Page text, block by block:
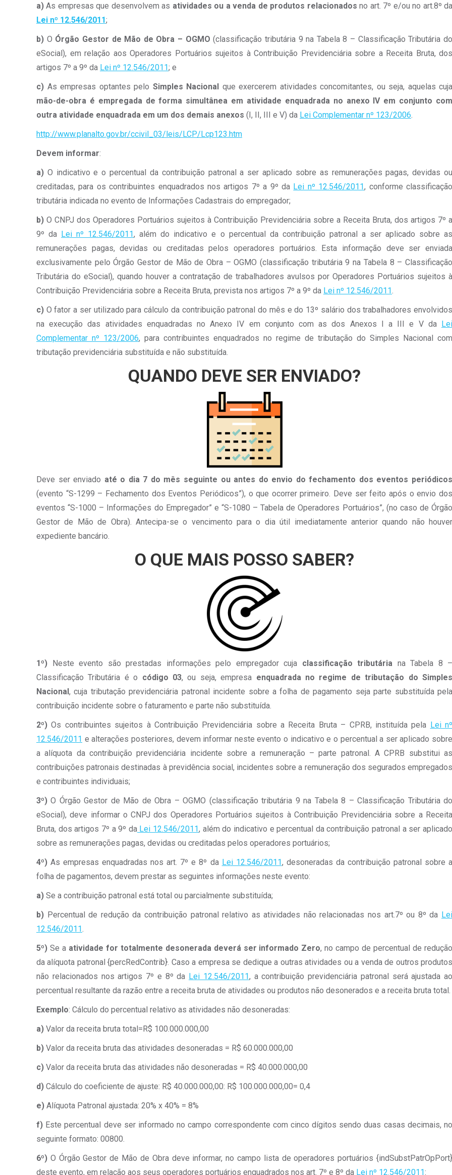
a) As empresas que desenvolvem as atividades ou a venda de produtos relacionados no art. 7º e/ou no art.8º da
Lei nº 12.546/2011;
b) O Órgão Gestor de Mão de Obra – OGMO (classificação tributária 9 na Tabela 8 – Classificação Tributária do
eSocial), em relação aos Operadores Portuários sujeitos à Contribuição Previdenciária sobre a Receita Bruta, dos
artigos 7º a 9º da Lei nº 12.546/2011; e
c) As empresas optantes pelo Simples Nacional que exercerem atividades concomitantes, ou seja, aquelas cuja
mão-de-obra é empregada de forma simultânea em atividade enquadrada no anexo IV em conjunto com
outra atividade enquadrada em um dos demais anexos (I, II, III e V) da Lei Complementar nº 123/2006
http://www.planalto.gov.br/ccivil_03/leis/LCP/Lcp123.htm
Devem informar:
a) O indicativo e o percentual da contribuição patronal a ser aplicado sobre as remunerações pagas, devidas ou
creditadas, para os contribuintes enquadrados nos artigos 7º a 9º da Lei nº 12.546/2011, conforme classificação
tributária indicada no evento de Informações Cadastrais do empregador;
b) O CNPJ dos Operadores Portuários sujeitos à Contribuição Previdenciária sobre a Receita Bruta, dos artigos 7º a
9º da Lei nº 12.546/2011, além do indicativo e o percentual da contribuição patronal a ser aplicado sobre as
remunerações pagas, devidas ou creditadas pelos operadores portuários. Esta informação deve ser enviada
exclusivamente pelo Órgão Gestor de Mão de Obra – OGMO (classificação tributária 9 na Tabela 8 – Classificação
Tributária do eSocial), quando houver a contratação de trabalhadores avulsos por Operadores Portuários sujeitos à
Contribuição Previdenciária sobre a Receita Bruta, prevista nos artigos 7º a 9º da Lei nº 12.546/2011
c) O fator a ser utilizado para cálculo da contribuição patronal do mês e do 13º salário dos trabalhadores envolvidos
na execução das atividades enquadradas no Anexo IV em conjunto com as dos Anexos I a III e V da Lei
Complementar nº 123/2006, para contribuintes enquadrados no regime de tributação do Simples Nacional com
tributação previdenciária substituída e não substituída.
QUANDO DEVE SER ENVIADO?
Deve ser enviado até o dia 7 do mês seguinte ou antes do envio do fechamento dos eventos periódicos
(evento “S-1299 – Fechamento dos Eventos Periódicos”), o que ocorrer primeiro. Deve ser feito após o envio dos
eventos “S-1000 – Informações do Empregador” e “S-1080 – Tabela de Operadores Portuários”, (no caso de Órgão
Gestor de Mão de Obra). Antecipa-se o vencimento para o dia útil imediatamente anterior quando não houver
expediente bancário.
O QUE MAIS POSSO SABER?
1º) Neste evento são prestadas informações pelo empregador cuja classificação tributária na Tabela 8 –
Classificação Tributária é o código 03, ou seja, empresa enquadrada no regime de tributação do Simples
Nacional, cuja tributação previdenciária patronal incidente sobre a folha de pagamento seja parte substituída pela
contribuição incidente sobre o faturamento e parte não substituída.
2º) Os contribuintes sujeitos à Contribuição Previdenciária sobre a Receita Bruta – CPRB, instituída pela Lei nº
12.546/2011 e alterações posteriores, devem informar neste evento o indicativo e o percentual a ser aplicado sobre
a alíquota da contribuição previdenciária incidente sobre a remuneração – parte patronal. A CPRB substitui as
contribuições patronais destinadas à previdência social, incidentes sobre a remuneração dos segurados empregados
e contribuintes individuais;
3º) O Órgão Gestor de Mão de Obra – OGMO (classificação tributária 9 na Tabela 8 – Classificação Tributária do
eSocial), deve informar o CNPJ dos Operadores Portuários sujeitos à Contribuição Previdenciária sobre a Receita
Bruta, dos artigos 7º a 9º daLei 12.546/2011, além do indicativo e percentual da contribuição patronal a ser aplicado
sobre as remunerações pagas, devidas ou creditadas pelos operadores portuários;
4º) As empresas enquadradas nos art. 7º e 8º da Lei 12.546/2011, desoneradas da contribuição patronal sobre a
folha de pagamentos, devem prestar as seguintes informações neste evento:
a) Se a contribuição patronal está total ou parcialmente substituída;
b) Percentual de redução da contribuição patronal relativo as atividades não relacionadas nos art.7º ou 8º da Lei
12.546/2011
5º) Se a atividade for totalmente desonerada deverá ser informado Zero, no campo de percentual de redução
da alíquota patronal {percRedContrib}. Caso a empresa se dedique a outras atividades ou a venda de outros produtos
não relacionados nos artigos 7º e 8º da Lei 12.546/2011, a contribuição previdenciária patronal será ajustada ao
percentual resultante da razão entre a receita bruta de atividades ou produtos não desonerados e a receita bruta total.
Exemplo: Cálculo do percentual relativo as atividades não desoneradas:
a) Valor da receita bruta total=R$ 100.000.000,00
b) Valor da receita bruta das atividades desoneradas = R$ 60.000.000,00
c) Valor da receita bruta das atividades não desoneradas = R$ 40.000.000,00
d) Cálculo do coeficiente de ajuste: R$ 40.000.000,00: R$ 100.000.000,00= 0,4
e) Alíquota Patronal ajustada: 20% x 40% = 8%
f) Este percentual deve ser informado no campo correspondente com cinco dígitos sendo duas casas decimais, no
seguinte formato: 00800.
6º) O Órgão Gestor de Mão de Obra deve informar, no campo lista de operadores portuários {indSubstPatrOpPort}
deste evento, em relação aos seus operadores portuários enquadrados nos art. 7º e 8º da Lei nº 12.546/2011: